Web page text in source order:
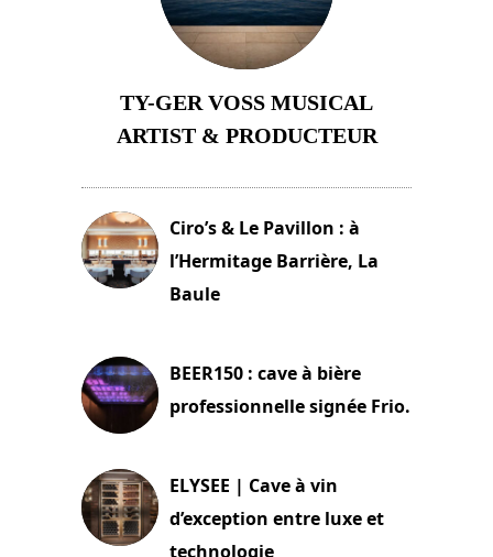
TY-GER VOSS MUSICAL
ARTIST & PRODUCTEUR
Ciro’s & Le Pavillon : à
l’Hermitage Barrière, La
Baule
BEER150 : cave à bière
professionnelle signée Frio.
ELYSEE | Cave à vin
d’exception entre luxe et
technologie